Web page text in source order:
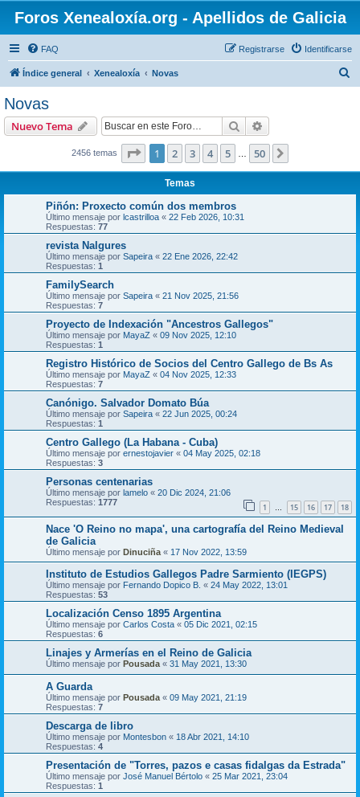
Foros Xenealoxía.org - Apellidos de Galicia
FAQ Identificarse
Registrarse
Índice general Xenealoxía Novas
Novas
Nuevo Tema Buscar
2456 temas Página de 50
1 2 3 4 5 50
Temas
Piñón: Proxecto común dos membros
Último mensaje por lcastrilloa « 22 Feb 2026, 10:31
Respuestas: 77
revista Nalgures
Último mensaje por Sapeira « 22 Ene 2026, 22:42
Respuestas: 1
FamilySearch
Último mensaje por Sapeira « 21 Nov 2025, 21:56
Respuestas: 7
Proyecto de Indexación "Ancestros Gallegos"
Último mensaje por MayaZ « 09 Nov 2025, 12:10
Respuestas: 1
Registro Histórico de Socios del Centro Gallego de Bs As
Último mensaje por MayaZ « 04 Nov 2025, 12:33
Respuestas: 7
Canónigo. Salvador Domato Búa
Último mensaje por Sapeira « 22 Jun 2025, 00:24
Respuestas: 1
Centro Gallego (La Habana - Cuba)
Último mensaje por ernestojavier « 04 May 2025, 02:18
Respuestas: 3
Personas centenarias
Último mensaje por lamelo « 20 Dic 2024, 21:06
Respuestas: 1777 1 … 15 16 17 18
Nace 'O Reino no mapa', una cartografía del Reino Medieval
de Galicia
Último mensaje por Dinuciña « 17 Nov 2022, 13:59
Instituto de Estudios Gallegos Padre Sarmiento (IEGPS)
Último mensaje por Fernando Dopico B. « 24 May 2022, 13:01
Respuestas: 53
Localización Censo 1895 Argentina
Último mensaje por Carlos Costa « 05 Dic 2021, 02:15
Respuestas: 6
Linajes y Armerías en el Reino de Galicia
Último mensaje por Pousada « 31 May 2021, 13:30
A Guarda
Último mensaje por Pousada « 09 May 2021, 21:19
Respuestas: 7
Descarga de libro
Último mensaje por Montesbon « 18 Abr 2021, 14:10
Respuestas: 4
Presentación de "Torres, pazos e casas fidalgas da Estrada"
Último mensaje por José Manuel Bértolo « 25 Mar 2021, 23:04
Respuestas: 1